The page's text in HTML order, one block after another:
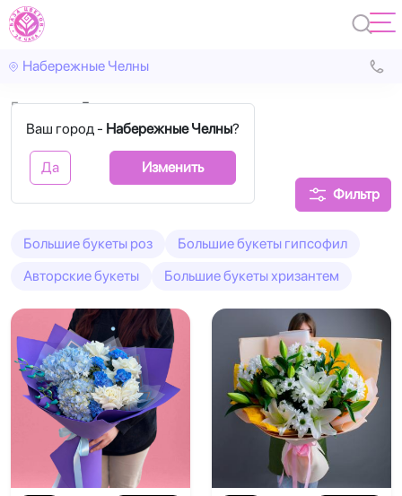
Набережные Челны
Ваш город - Набережные Челны?
Да Изменить
Главная Букет-гигант
Букет-гигант
Фильтр
Большие букеты роз
Большие букеты гипсофил
Авторские букеты
Большие букеты хризантем